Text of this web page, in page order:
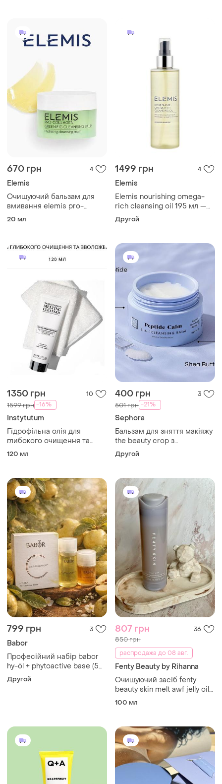
670 грн 4
Elemis
Очищуючий бальзам для
вмивання elemis pro-
collagen fig aromatic
20 мл
1499 грн 4
Elemis
Elemis nourishing omega-
rich cleansing oil 195 мл —
олія для очищення, люкс,
оригінал
Другой
1350 грн 10
1599 грн -16%
Instytutum
Гідрофільна олія для
глибокого очищення та
зволоження від instytutum
120 мл
400 грн 3
501 грн -21%
Sephora
Бальзам для зняття макіяжу
the beauty crop з
пептидами 3-in-1
Другой
799 грн 3
Babor
Професійний набір babor
hy-öl + phytoactive base (50
мл + 30 мл) — глибоке
очищення та детокс |
Другой
807 грн 36
850 грн
распродажа до 08 авг.
Fenty Beauty by Rihanna
Очищуючий засіб fenty
beauty skin melt awf jelly oil
makeup-melting cleanser
100 мл